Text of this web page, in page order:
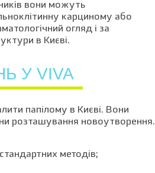
вони можуть
карциному або
огляд і за
в Києві.
У VIVA
папілому в Києві. Вони
розташування новоутворення.
методів;